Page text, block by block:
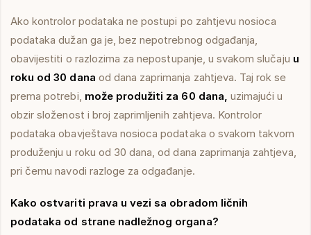
Ako kontrolor podataka ne postupi po zahtjevu nosioca
podataka dužan ga je, bez nepotrebnog odgađanja,
obavijestiti o razlozima za nepostupanje, u svakom slučaju u
roku od 30 dana od dana zaprimanja zahtjeva. Taj rok se
prema potrebi, može produžiti za 60 dana, uzimajući u
obzir složenost i broj zaprimljenih zahtjeva. Kontrolor
podataka obavještava nosioca podataka o svakom takvom
produženju u roku od 30 dana, od dana zaprimanja zahtjeva,
pri čemu navodi razloge za odgađanje.
Kako ostvariti prava u vezi sa obradom ličnih
podataka od strane nadležnog organa?